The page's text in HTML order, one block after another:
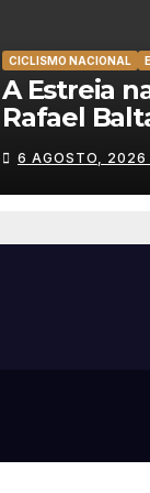
CICLISMO NACIONAL
A Estreia
Rafael
“Participar
a Portugal
sonho de
6 AGOSTO, 2026